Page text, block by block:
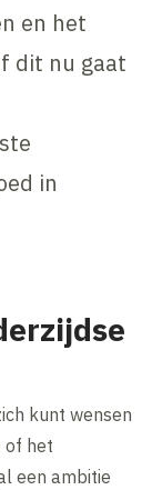
en het
dit nu gaat
in
kunt wensen
of het
een ambitie